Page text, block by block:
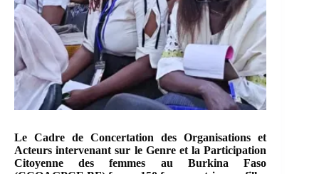
Le Cadre de Concertation des Organisations et
Acteurs intervenant sur le Genre et la Participation
Citoyenne des femmes au Burkina Faso